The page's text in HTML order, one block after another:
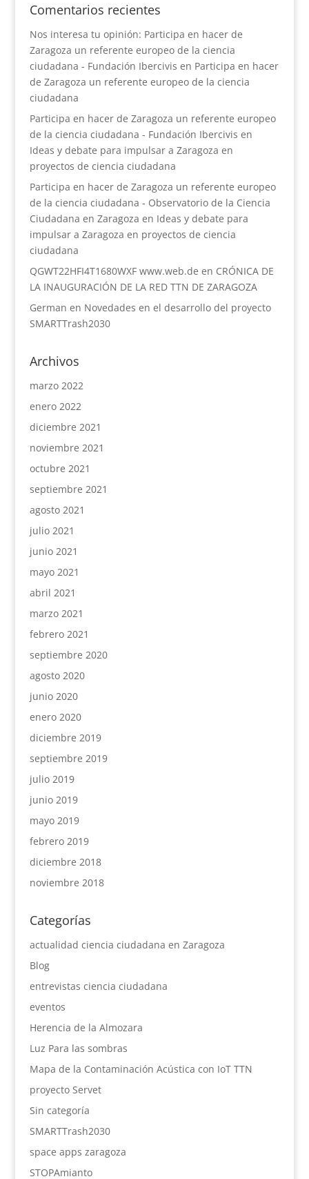
Comentarios recientes
Nos interesa tu opinión: Participa en hacer de
Zaragoza un referente europeo de la ciencia
ciudadana - Fundación Ibercivis en Participa en hacer
de Zaragoza un referente europeo de la ciencia
ciudadana
Participa en hacer de Zaragoza un referente europeo
de la ciencia ciudadana - Fundación Ibercivis en
Ideas y debate para impulsar a Zaragoza en
proyectos de ciencia ciudadana
Participa en hacer de Zaragoza un referente europeo
de la ciencia ciudadana - Observatorio de la Ciencia
Ciudadana en Zaragoza en Ideas y debate para
impulsar a Zaragoza en proyectos de ciencia
ciudadana
QGWT22HFI4T1680WXF www.web.de en CRÓNICA DE
LA INAUGURACIÓN DE LA RED TTN DE ZARAGOZA
German en Novedades en el desarrollo del proyecto
SMARTTrash2030
Archivos
marzo 2022
enero 2022
diciembre 2021
noviembre 2021
octubre 2021
septiembre 2021
agosto 2021
julio 2021
junio 2021
mayo 2021
abril 2021
marzo 2021
febrero 2021
septiembre 2020
agosto 2020
junio 2020
enero 2020
diciembre 2019
septiembre 2019
julio 2019
junio 2019
mayo 2019
febrero 2019
diciembre 2018
noviembre 2018
Categorías
actualidad ciencia ciudadana en Zaragoza
Blog
entrevistas ciencia ciudadana
eventos
Herencia de la Almozara
Luz Para las sombras
Mapa de la Contaminación Acústica con IoT TTN
proyecto Servet
Sin categoría
SMARTTrash2030
space apps zaragoza
STOPAmianto